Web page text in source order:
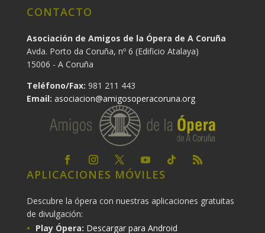
CONTACTO
Asociación de Amigos de la Ópera de A Coruña
Avda. Porto da Coruña, nº 6 (Edificio Atalaya)
15006 - A Coruña
Teléfono/Fax: 981 211 443
Email: asociacion@amigosoperacoruna.org
APLICACIONES MÓVILES
Descubre la ópera con nuestras aplicaciones gratuitas
de divulgación:
Play Ópera: Descargar para Android